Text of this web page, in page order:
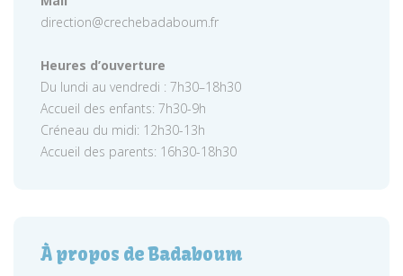
direction@crechebadaboum.fr
Heures d’ouverture
Du lundi au vendredi : 7h30–18h30
Accueil des enfants: 7h30-9h
Créneau du midi: 12h30-13h
Accueil des parents: 16h30-18h30
À propos de Badaboum